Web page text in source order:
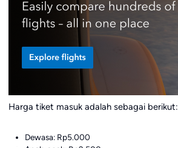
Harga tiket masuk adalah sebagai berikut:
Dewasa: Rp5.000